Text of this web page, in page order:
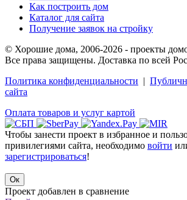
Как построить дом
Каталог для сайта
Получение заявок на стройку
© Хорошие дома, 2006-2026 - проекты
Все права защищены. Доставка по всей
Политика конфиденциальности |
сайта
Оплата товаров и услуг картой
Чтобы занести проект в избранное и
привилегиями сайта, необходимо войти
зарегистрироваться!
Проект добавлен в сравнение